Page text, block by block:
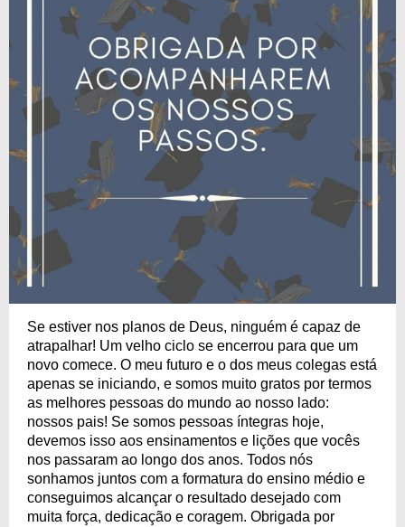
Se estiver nos planos de Deus, ninguém é capaz de
atrapalhar! Um velho ciclo se encerrou para que um
novo comece. O meu futuro e o dos meus colegas está
apenas se iniciando, e somos muito gratos por termos
as melhores pessoas do mundo ao nosso lado:
nossos pais! Se somos pessoas íntegras hoje,
devemos isso aos ensinamentos e lições que vocês
nos passaram ao longo dos anos. Todos nós
sonhamos juntos com a formatura do ensino médio e
conseguimos alcançar o resultado desejado com
muita força, dedicação e coragem. Obrigada por